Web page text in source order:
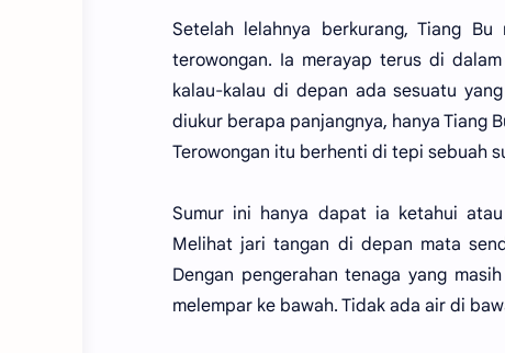
Setelah lelahnya berkurang, Tiang
terowongan. Ia merayap terus di
kalau-kalau di depan ada sesuatu
diukur berapa panjangnya, hanya Tiang
Terowongan itu berhenti di tepi sebuah
Sumur ini hanya dapat ia ketahui
Melihat jari tangan di depan mata
Dengan pengerahan tenaga yang
melempar ke bawah. Tidak ada air di